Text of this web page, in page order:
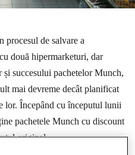
procesul de salvare a
două hipermarketuri, dar
succesului pachetelor Munch,
mai devreme decât planificat
lor. Începând cu începutul lunii
pachetele Munch cu discount
original.